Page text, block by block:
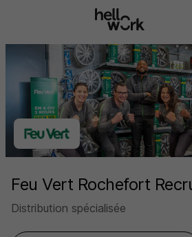
Feu Vert Rochefort
Distribution spécialisée